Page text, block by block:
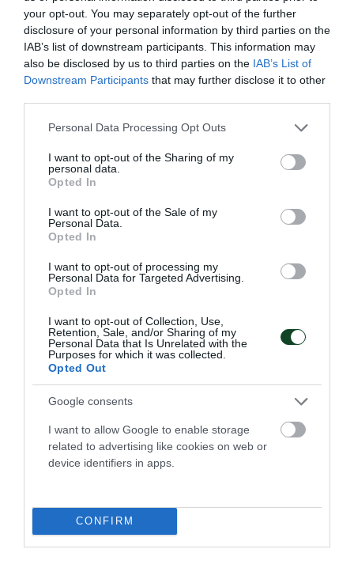
your opt-out. You may separately opt-out of the further
disclosure of your personal information by third parties on the
IAB’s list of downstream participants. This information may
also be disclosed by us to third parties on the IAB’s List of
Downstream Participants that may further disclose it to other
Please note that this website/app uses one or more Google
not limited to your visit or usage behaviour. You may click to
grant or deny consent to Google and its third-party tags to
use your data for below specified purposes in below Google
consent section.
Personal Data Processing Opt Outs
I want to opt-out of the Sharing of my
personal data.
Opted In
I want to opt-out of the Sale of my
Personal Data.
Opted In
I want to opt-out of processing my
Personal Data for Targeted Advertising.
Opted In
I want to opt-out of Collection, Use,
Retention, Sale, and/or Sharing of my
Personal Data that Is Unrelated with the
Purposes for which it was collected.
Opted Out
Google consents
I want to allow Google to enable storage
related to advertising like cookies on web or
device identifiers in apps.
CONFIRM
Δύο νίκες για τα esports
Το τμήμα esports του Παναθηναϊκού συνέχισε με δύο
νίκες τις υποχρεώσεις του στο Hellenic Challengers Cup
ΤΕΛΕΥΤΑΙΑ ΝΕΑ